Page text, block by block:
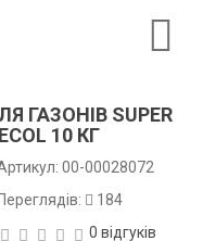
ГАЗОНІВ SUPER
10 КГ
00-00028072
Переглядів:
184
0 відгуків